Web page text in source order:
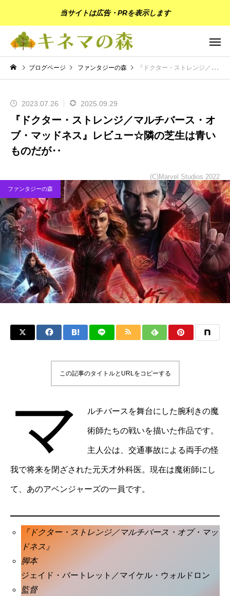
当サイトは広告・PRを表示します
ブログページ ファンタジーの森 『ドクター・ストレンジ／マルチバース・オブ・マッドネス』レビュー☆隣の芝生は青いものだが‥
2023.07.26 2025.09.29
『ドクター・ストレンジ／マルチバース・オ
ブ・マッドネス』レビュー☆隣の芝生は青い
ものだが‥
(C)Marvel Studios 2022
ファンタジーの森
この記事のタイトルとURLをコピーする
マ ルチバースを舞台にした腕利きの魔
術師たちの戦いを描いた作品です。
主人公は、交通事故による両手の怪
我で将来を閉ざされた元天才外科医。現在は魔術師にし
て、あのアベンジャーズの一員です。
『ドクター・ストレンジ／マルチバース・オブ・マッ
ドネス』
脚本
ジェイド・バートレット／マイケル・ウォルドロン
監督